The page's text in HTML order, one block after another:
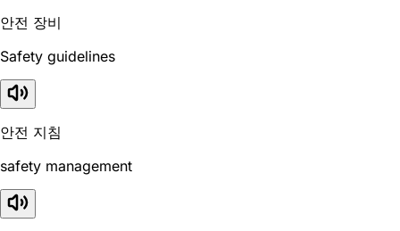
안전 장비
Safety guidelines
안전 지침
safety management